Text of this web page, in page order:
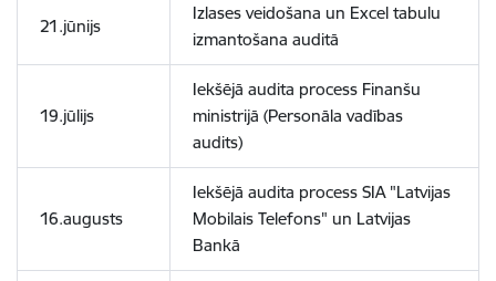
21.jūnijs
Izlases veidošana un Excel tabulu
izmantošana auditā
19.jūlijs
Iekšējā audita process Finanšu
ministrijā (Personāla vadības
audits)
16.augusts
Iekšējā audita process SIA "Latvijas
Mobilais Telefons" un Latvijas
Bankā